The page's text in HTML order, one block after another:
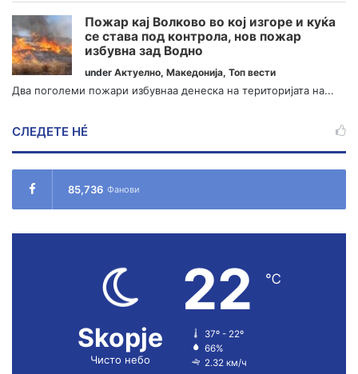
Пожар кај Волково во кој изгоре и куќа
се става под контрола, нов пожар
избувна зад Водно
under Актуелно, Македонија, Топ вести
Два поголеми пожари избувнаа денеска на територијата на...
СЛЕДЕТЕ НÉ
85,736 Фанови
Skopje
Чисто небо
22 ℃
37º - 22º
66%
2.32 км/ч